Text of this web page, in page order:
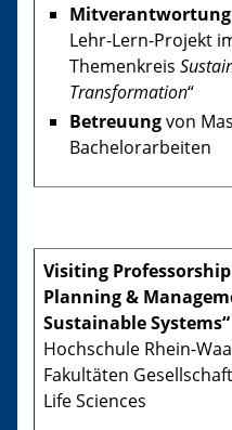
Mitverantwortung
Lehr-Lern-Projekt
Themenkreis
Transformation“
Betreuungvon
Bachelorarbeiten
Visiting
Planning &
Sustainable Systems“
Hochschule Rhein-
Fakultäten
Life Sciences